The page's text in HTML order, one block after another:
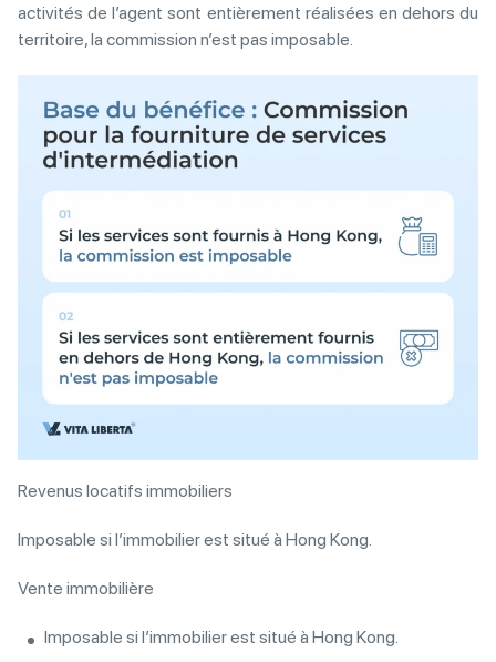
activités de l’agent sont entièrement réalisées en dehors du
territoire, la commission n’est pas imposable.
Revenus locatifs immobiliers
Imposable si l’immobilier est situé à Hong Kong.
Vente immobilière
Imposable si l’immobilier est situé à Hong Kong.